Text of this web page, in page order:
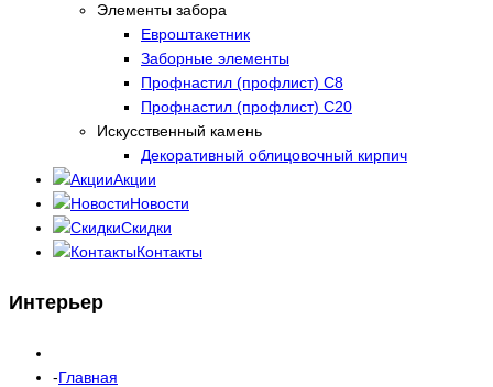
Элементы забора
Евроштакетник
Заборные элементы
Профнастил (профлист) С8
Профнастил (профлист) С20
Искусственный камень
Декоративный облицовочный кирпич
Акции
Новости
Скидки
Контакты
Интерьер
Главная